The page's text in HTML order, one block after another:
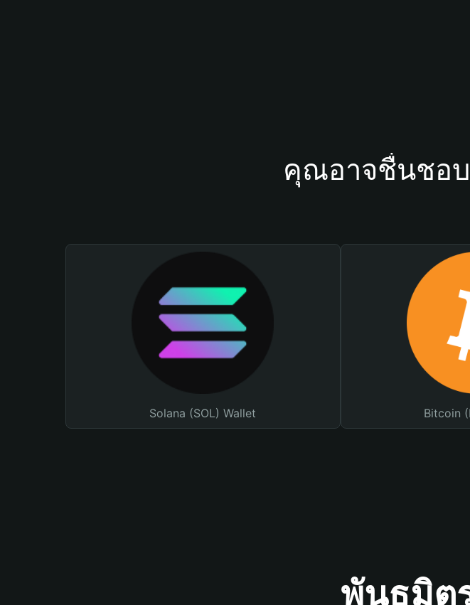
คุณอาจชื่นชอ
Solana (SOL) Wallet Bitcoin
พันธมิต